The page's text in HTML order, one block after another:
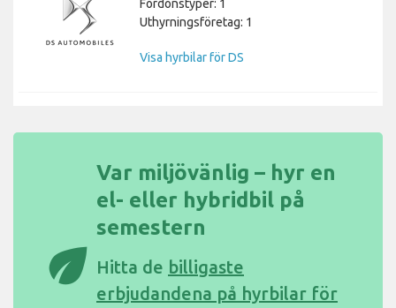
Fordonstyper: 1
Uthyrningsföretag: 1
Visa hyrbilar för DS
eco
Var miljövänlig – hyr en
el- eller hybridbil på
semestern
Hitta de billigaste
erbjudandena på hyrbilar för